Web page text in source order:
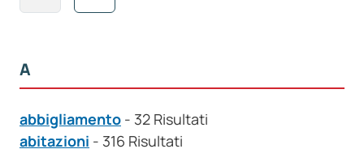
A
abbigliamento - 32 Risultati
abitazioni - 316 Risultati